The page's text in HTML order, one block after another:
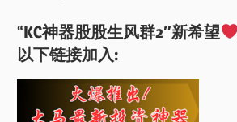
“KC神器股股生风群2″新希望
以下链接加入: